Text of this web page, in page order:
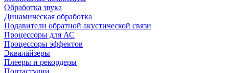
Обработка звука
Динамическая обработка
Подавители обратной акустической связи
Процессоры для АС
Процессоры эффектов
Эквалайзеры
Плееры и рекордеры
Портастудии